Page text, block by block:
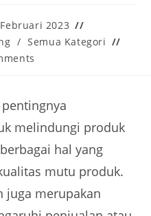
2023
/ Semua Kategori
melindungi produk
hal yang
mutu produk.
juga merupakan